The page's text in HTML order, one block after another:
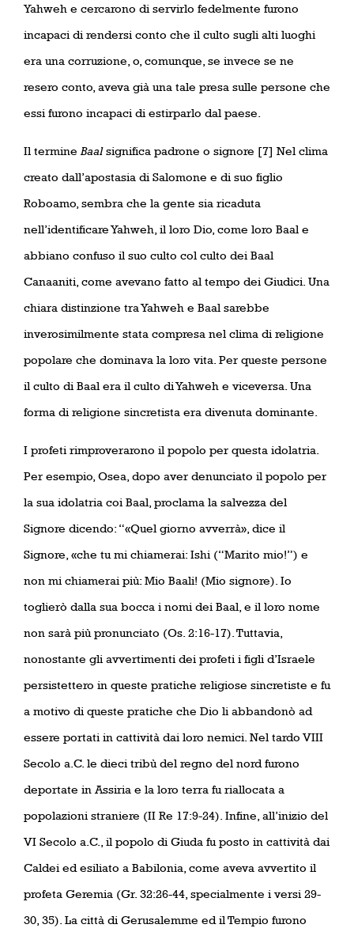
Yahweh e cercarono di servirlo fedelmente furono
incapaci di rendersi conto che il culto sugli alti luoghi
era una corruzione, o, comunque, se invece se ne
resero conto, aveva già una tale presa sulle persone che
essi furono incapaci di estirparlo dal paese.
Il termine Baalsignifica padrone o signore [7] Nel clima
creato dall’apostasia di Salomone e di suo figlio
Roboamo, sembra che la gente sia ricaduta
nell’identificare Yahweh, il loro Dio, come loro Baal e
abbiano confuso il suo culto col culto dei Baal
Canaaniti, come avevano fatto al tempo dei Giudici. Una
chiara distinzione tra Yahweh e Baal sarebbe
inverosimilmente stata compresa nel clima di religione
popolare che dominava la loro vita. Per queste persone
il culto di Baal era il culto di Yahweh e viceversa. Una
forma di religione sincretista era divenuta dominante.
I profeti rimproverarono il popolo per questa idolatria.
Per esempio, Osea, dopo aver denunciato il popolo per
la sua idolatria coi Baal, proclama la salvezza del
Signore dicendo: “«Quel giorno avverrà», dice il
Signore, «che tu mi chiamerai: Ishi (“Marito mio!”) e
non mi chiamerai più: Mio Baali! (Mio signore). Io
toglierò dalla sua bocca i nomi dei Baal, e il loro nome
non sarà più pronunciato (Os. 2:16-17). Tuttavia,
nonostante gli avvertimenti dei profeti i figli d’Israele
persistettero in queste pratiche religiose sincretiste e fu
a motivo di queste pratiche che Dio li abbandonò ad
essere portati in cattività dai loro nemici. Nel tardo VIII
Secolo a.C. le dieci tribù del regno del nord furono
deportate in Assiria e la loro terra fu riallocata a
popolazioni straniere (II Re 17:9-24). Infine, all’inizio del
VI Secolo a.C., il popolo di Giuda fu posto in cattività dai
Caldei ed esiliato a Babilonia, come aveva avvertito il
profeta Geremia (Gr. 32:26-44, specialmente i versi 29-
30, 35). La città di Gerusalemme ed il Tempio furono